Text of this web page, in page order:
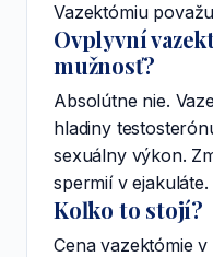
Vazektómiu
Ovplyvní
mužnosť?
Absolútne nie.
hladiny
sexuálny výkon.
spermií v ejakuláte.
Koľko to stojí?
Cena vazektómie